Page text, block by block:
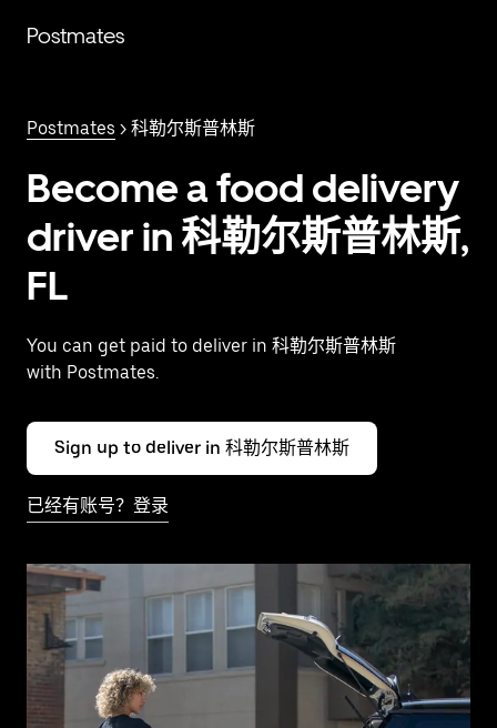
Postmates
Postmates > 科勒尔斯普林斯
Become a food delivery
driver in 科勒尔斯普林斯,
FL
You can get paid to deliver in 科勒尔斯普林斯
with Postmates.
Sign up to deliver in 科勒尔斯普林斯
已经有账号？登录